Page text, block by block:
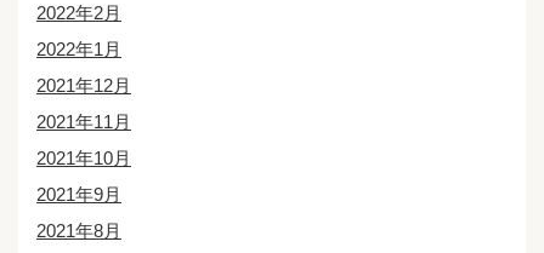
2022年2月
2022年1月
2021年12月
2021年11月
2021年10月
2021年9月
2021年8月